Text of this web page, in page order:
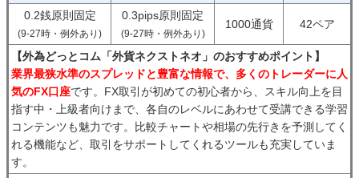
0.2銭原則固定
(9-27時・例外あり)
0.3pips原則固定
(9-27時・例外あり)
1000通貨 42ペア
【外為どっとコム「外貨ネクストネオ」のおすすめポイント】
業界最狭水準のスプレッドと豊富な情報で、多くのトレーダーに人
気のFX口座です。FX取引が初めての初心者から、スキル向上を目
指す中・上級者向けまで、各自のレベルにあわせて受講できる学習
コンテンツも魅力です。比較チャートや相場の先行きを予測してく
れる機能など、取引をサポートしてくれるツールも充実していま
す。